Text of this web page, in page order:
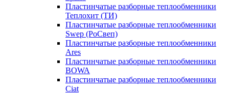
Пластинчатые разборные теплообменники
Теплохит (ТИ)
Пластинчатые разборные теплообменники
Swep (РоСвеп)
Пластинчатые разборные теплообменники
Ares
Пластинчатые разборные теплообменники
BOWA
Пластинчатые разборные теплообменники
Ciat